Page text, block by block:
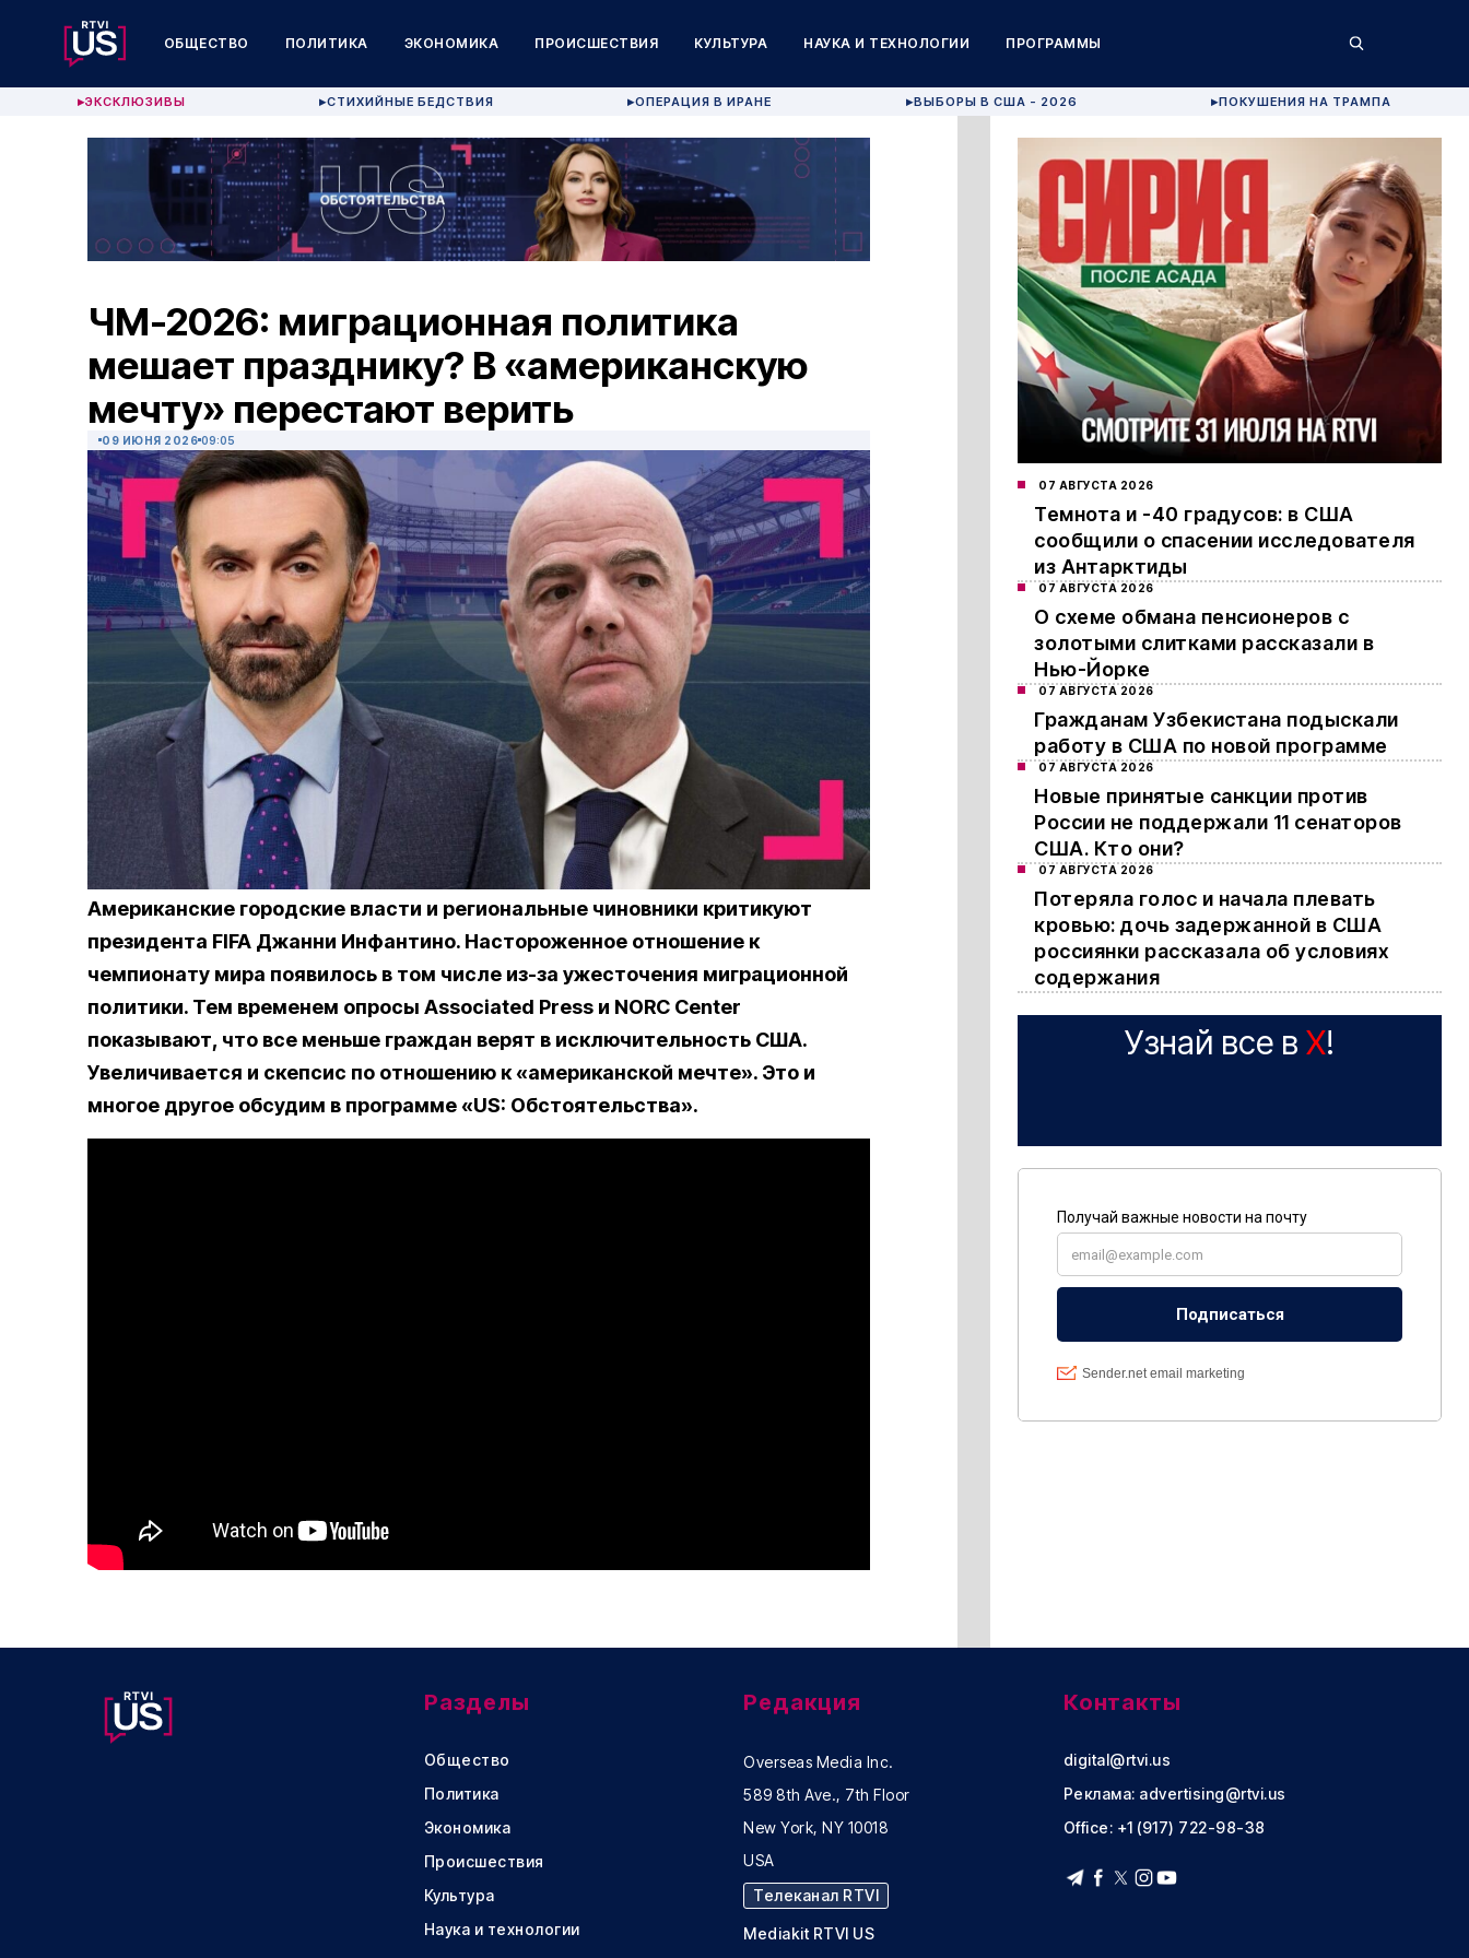
ОБЩЕСТВО ПОЛИТИКА ЭКОНОМИКА ПРОИСШЕСТВИЯ КУЛЬТУРА НАУКА И ТЕХНОЛОГИИ ПРОГРАММЫ
▶ЭКСКЛЮЗИВЫ ▶СТИХИЙНЫЕ БЕДСТВИЯ ▶ОПЕРАЦИЯ В ИРАНЕ ▶ВЫБОРЫ В США - 2026 ▶ПОКУШЕНИЯ НА ТРАМПА
ЧМ-2026: миграционная политика
мешает празднику? В «американскую
мечту» перестают верить
09 ИЮНЯ 2026 09:05
Американские городские власти и региональные чиновники критикуют
президента FIFA Джанни Инфантино. Настороженное отношение к
чемпионату мира появилось в том числе из-за ужесточения миграционной
политики. Тем временем опросы Associated Press и NORC Center
показывают, что все меньше граждан верят в исключительность США.
Увеличивается и скепсис по отношению к «американской мечте». Это и
многое другое обсудим в программе «US: Обстоятельства».
07 АВГУСТА 2026
Темнота и -40 градусов: в США
сообщили о спасении исследователя
из Антарктиды
07 АВГУСТА 2026
О схеме обмана пенсионеров с
золотыми слитками рассказали в
Нью-Йорке
07 АВГУСТА 2026
Гражданам Узбекистана подыскали
работу в США по новой программе
07 АВГУСТА 2026
Новые принятые санкции против
России не поддержали 11 сенаторов
США. Кто они?
07 АВГУСТА 2026
Потеряла голос и начала плевать
кровью: дочь задержанной в США
россиянки рассказала об условиях
содержания
Узнай все в X!
Разделы
Общество
Политика
Экономика
Происшествия
Культура
Наука и технологии
Редакция
Overseas Media Inc.
589 8th Ave., 7th Floor
New York, NY 10018
USA
Телеканал RTVI
Mediakit RTVI US
Контакты
digital@rtvi.us
Реклама: advertising@rtvi.us
Office: +1 (917) 722-98-38